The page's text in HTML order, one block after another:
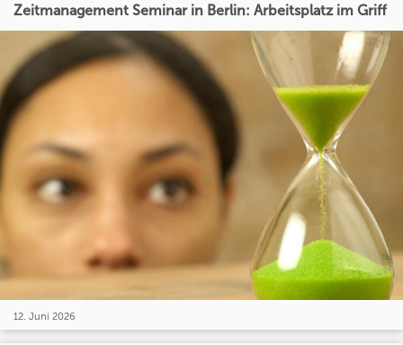
Zeitmanagement Seminar in Berlin: Arbeitsplatz im Griff
12. Juni 2026